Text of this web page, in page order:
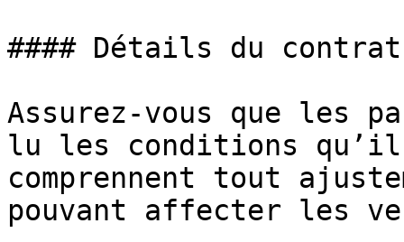
#### Détails du contrat
Assurez-vous que les
lu les conditions
comprennent tout
pouvant affecter les